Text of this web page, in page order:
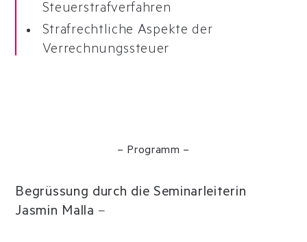
Steuerstrafverfahren
Strafrechtliche Aspekte der
Verrechnungssteuer
– Programm –
Begrüssung durch die Seminarleiterin
Jasmin Malla –